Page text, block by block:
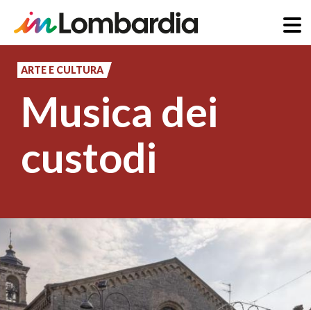
principale
ARTE E CULTURA
Musica dei
custodi